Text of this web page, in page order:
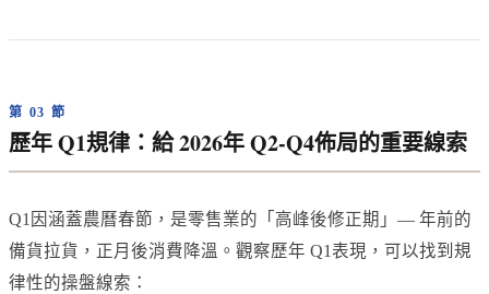
第 03 節
歷年 Q1規律：給 2026年 Q2-Q4佈局的重要線索
Q1因涵蓋農曆春節，是零售業的「高峰後修正期」— 年前的
備貨拉貨，正月後消費降溫。觀察歷年 Q1表現，可以找到規
律性的操盤線索：